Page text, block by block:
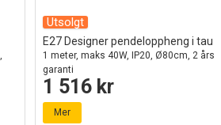
Utsolgt
E27 Designer pendeloppheng i tau
1 meter, maks 40W, IP20, Ø80cm, 2 års
garanti
1 516 kr
Mer